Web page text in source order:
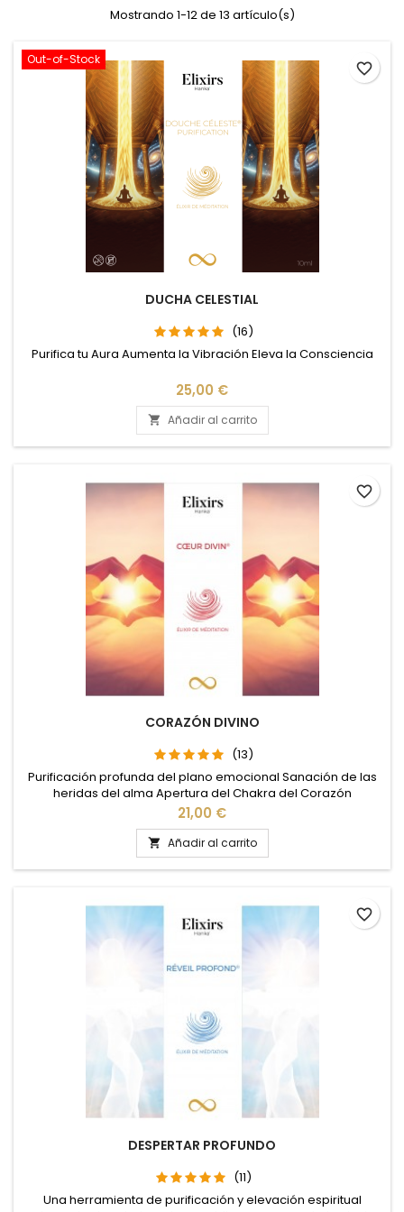
Mostrando 1-12 de 13 artículo(s)
Out-of-Stock
DUCHA CELESTIAL
(16)
Purifica tu Aura Aumenta la Vibración Eleva la Consciencia
Precio
25,00 €
 Añadir al carrito
favorite_border
CORAZÓN DIVINO
(13)
Purificación profunda del plano emocional Sanación de las
heridas del alma Apertura del Chakra del Corazón
Precio
21,00 €
 Añadir al carrito
favorite_border
DESPERTAR PROFUNDO
(11)
Una herramienta de purificación y elevación espiritual
favorite_border